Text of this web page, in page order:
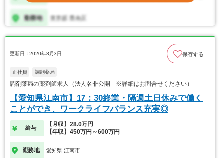
更新日：2020年8月3日 保存する
正社員 調剤薬局
調剤薬局の薬剤師求人（法人名非公開 ※詳細はお問合せください）
【愛知県江南市】17：30終業・隔週土日休みで働く
ことができ、ワークライフバランス充実◎
給与
【月収】28.0万円
【年収】450万円～600万円
勤務地 愛知県 江南市